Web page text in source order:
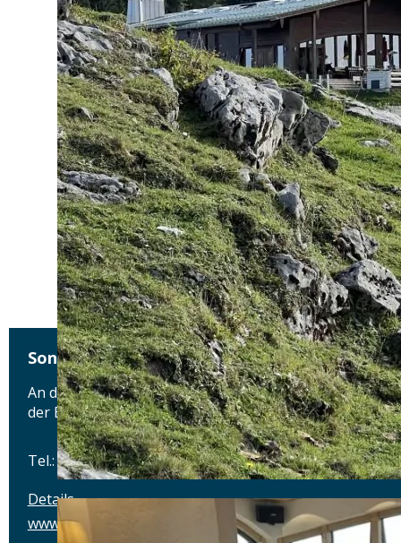
SonnenAlm Kampenwand
An der Bergbahn 8 - Bergseite Ost 27 - 100m neben
der Bergstation, 83229 Aschau im Chiemgau
Tel.: Tel.: 0151-23002836
Details
www.kampenwand.de